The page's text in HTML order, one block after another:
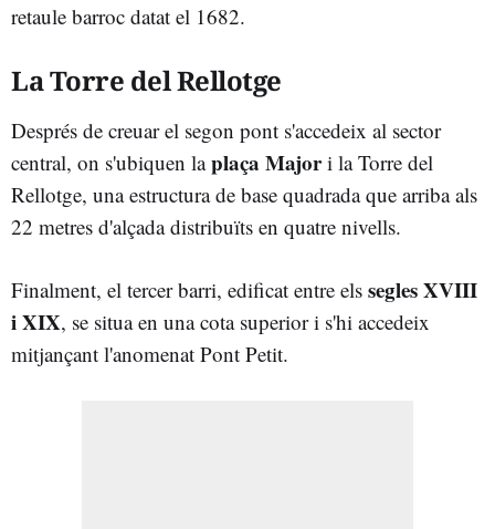
retaule barroc datat el 1682.
La Torre del Rellotge
Després de creuar el segon pont s'accedeix al sector
central, on s'ubiquen laplaça Majori la Torre del
Rellotge, una estructura de base quadrada que arriba als
22 metres d'alçada distribuïts en quatre nivells.
Finalment, el tercer barri, edificat entre els segles XVIII
i XIX, se situa en una cota superior i s'hi accedeix
mitjançant l'anomenat Pont Petit.